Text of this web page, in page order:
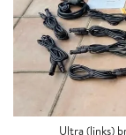
Ultra (links)